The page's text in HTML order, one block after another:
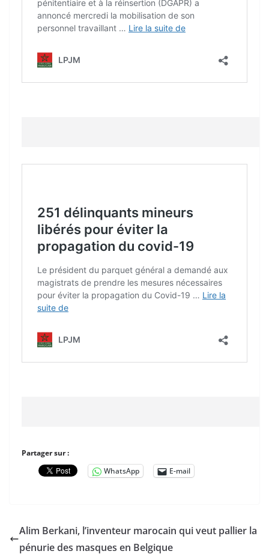
Partager sur :
WhatsApp
E-mail
Alim Berkani, l’inventeur marocain qui veut pallier la
pénurie des masques en Belgique